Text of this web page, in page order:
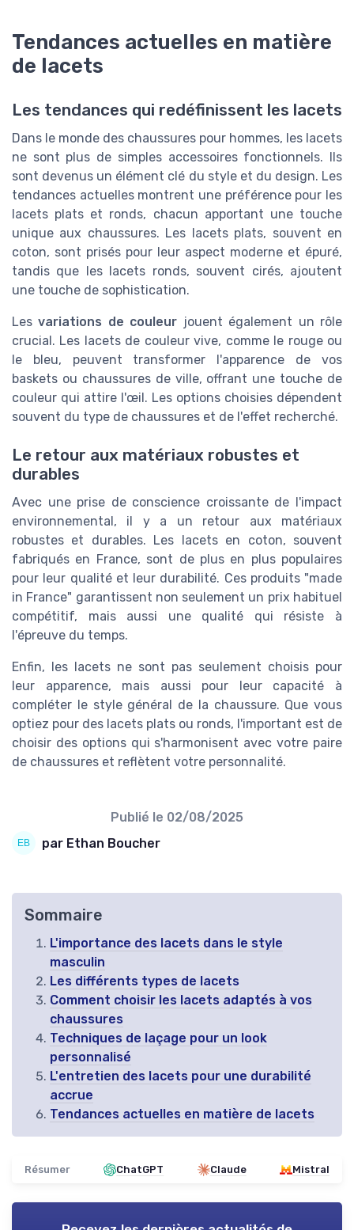
Tendances actuelles en matière
de lacets
Les tendances qui redéfinissent les lacets
Dans le monde des chaussures pour hommes, les lacets
ne sont plus de simples accessoires fonctionnels. Ils
sont devenus un élément clé du style et du design. Les
tendances actuelles montrent une préférence pour les
lacets plats et ronds, chacun apportant une touche
unique aux chaussures. Les lacets plats, souvent en
coton, sont prisés pour leur aspect moderne et épuré,
tandis que les lacets ronds, souvent cirés, ajoutent
une touche de sophistication.
Lesvariations de couleur jouent également un rôle
crucial. Les lacets de couleur vive, comme le rouge ou
le bleu, peuvent transformer l'apparence de vos
baskets ou chaussures de ville, offrant une touche de
couleur qui attire l'œil. Les options choisies dépendent
souvent du type de chaussures et de l'effet recherché.
Le retour aux matériaux robustes et
durables
Avec une prise de conscience croissante de l'impact
environnemental, il y a un retour aux matériaux
robustes et durables. Les lacets en coton, souvent
fabriqués en France, sont de plus en plus populaires
pour leur qualité et leur durabilité. Ces produits "made
in France" garantissent non seulement un prix habituel
compétitif, mais aussi une qualité qui résiste à
l'épreuve du temps.
Enfin, les lacets ne sont pas seulement choisis pour
leur apparence, mais aussi pour leur capacité à
compléter le style général de la chaussure. Que vous
optiez pour des lacets plats ou ronds, l'important est de
choisir des options qui s'harmonisent avec votre paire
de chaussures et reflètent votre personnalité.
Publié le 02/08/2025
par Ethan Boucher
Sommaire
L'importance des lacets dans le style
masculin
Les différents types de lacets
Comment choisir les lacets adaptés à vos
chaussures
Techniques de laçage pour un look
personnalisé
L'entretien des lacets pour une durabilité
accrue
Tendances actuelles en matière de lacets
Résumer ChatGPT Claude Mistral